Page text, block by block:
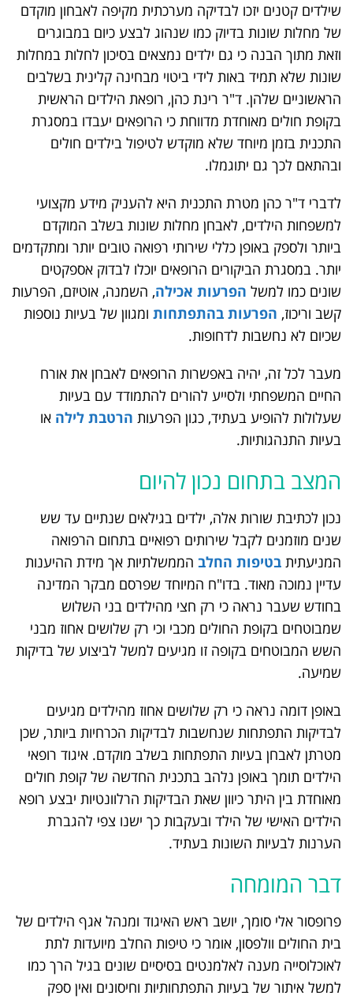
שילדים קטנים יזכו לבדיקה מערכתית מקיפה לאבחון מוקדם
של מחלות שונות בדיוק כמו שנהוג לבצע כיום במבוגרים
וזאת מתוך הבנה כי גם ילדים נמצאים בסיכון לחלות במחלות
שונות שלא תמיד באות לידי ביטוי מבחינה קלינית בשלבים
הראשוניים שלהן. ד"ר רינת כהן, רופאת הילדים הראשית
בקופת חולים מאוחדת מדווחת כי הרופאים יעבדו במסגרת
התכנית בזמן מיוחד שלא מוקדש לטיפול בילדים חולים
ובהתאם לכך גם יתוגמלו.
לדברי ד"ר כהן מטרת התכנית היא להעניק מידע מקצועי
למשפחות הילדים, לאבחן מחלות שונות בשלב המוקדם
ביותר ולספק באופן כללי שירותי רפואה טובים יותר ומתקדמים
יותר. במסגרת הביקורים הרופאים יוכלו לבדוק אספקטים
שונים כמו למשל הפרעות אכילה, השמנה, אוטיזם, הפרעות
קשב וריכוז, הפרעות בהתפתחות ומגוון של בעיות נוספות
שכיום לא נחשבות לדחופות.
מעבר לכל זה, יהיה באפשרות הרופאים לאבחן את אורח
החיים המשפחתי ולסייע להורים להתמודד עם בעיות
שעלולות להופיע בעתיד, כגון הפרעות הרטבת לילה או
בעיות התנהגותיות.
המצב בתחום נכון להיום
נכון לכתיבת שורות אלה, ילדים בגילאים שנתיים עד שש
שנים מוזמנים לקבל שירותים רפואיים בתחום הרפואה
המניעתית בטיפות החלב הממשלתיות אך מידת ההיענות
עדיין נמוכה מאוד. בדו"ח המיוחד שפרסם מבקר המדינה
בחודש שעבר נראה כי רק חצי מהילדים בני השלוש
שמבוטחים בקופת החולים מכבי וכי רק שלושים אחוז מבני
השש המבוטחים בקופה זו מגיעים למשל לביצוע של בדיקות
שמיעה.
באופן דומה נראה כי רק שלושים אחוז מהילדים מגיעים
לבדיקות התפתחות שנחשבות לבדיקות הכרחיות ביותר, שכן
מטרתן לאבחן בעיות התפתחות בשלב מוקדם. איגוד רופאי
הילדים תומך באופן נלהב בתכנית החדשה של קופת חולים
מאוחדת בין היתר כיוון שאת הבדיקות הרלוונטיות יבצע רופא
הילדים האישי של הילד ובעקבות כך ישנו צפי להגברת
הערנות לבעיות השונות בעתיד.
דבר המומחה
פרופסור אלי סומך, יושב ראש האיגוד ומנהל אגף הילדים של
בית החולים וולפסון, אומר כי טיפות החלב מיועדות לתת
לאוכלוסייה מענה לאלמנטים בסיסיים שונים בגיל הרך כמו
למשל איתור של בעיות התפתחותיות וחיסונים ואין ספק